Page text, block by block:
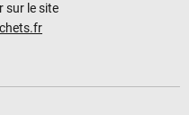
sur le site